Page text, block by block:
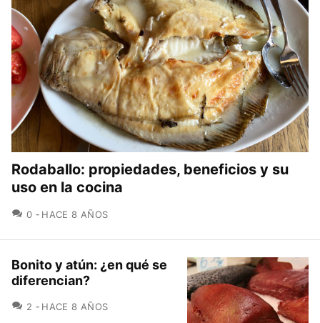
Rodaballo: propiedades, beneficios y su
uso en la cocina
0 COMENTARIOS
HACE 8 AÑOS
Bonito y atún: ¿en qué se
diferencian?
2 COMENTARIOS
HACE 8 AÑOS